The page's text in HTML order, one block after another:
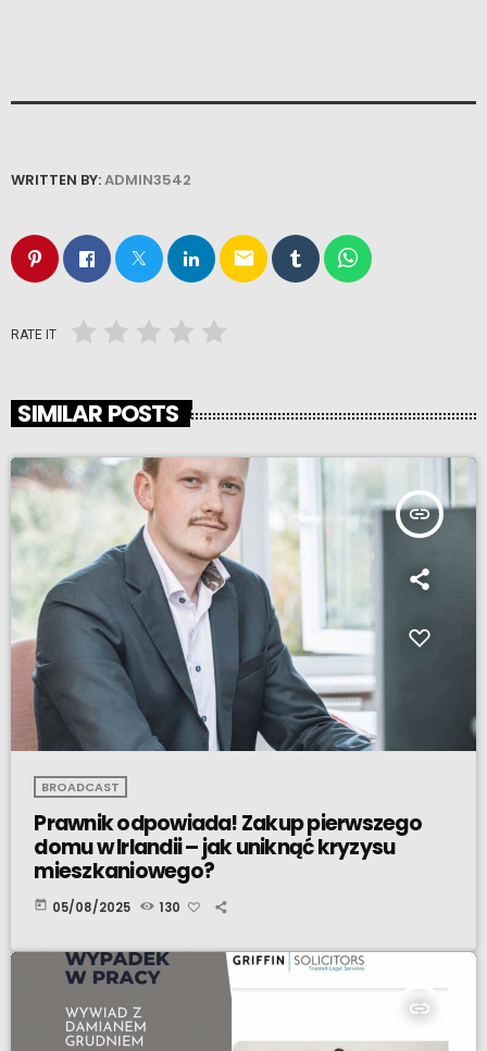
WRITTEN BY:ADMIN3542
email
RATE IT
SIMILAR POSTS
insert_link
BROADCAST
Prawnik odpowiada! Zakup pierwszego
domu w Irlandii – jak uniknąć kryzysu
mieszkaniowego?
today 05/08/2025 130
insert_link